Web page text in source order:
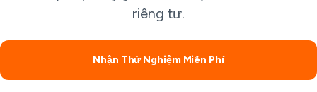
riêng tư.
Nhận Thử Nghiệm Miễn Phí